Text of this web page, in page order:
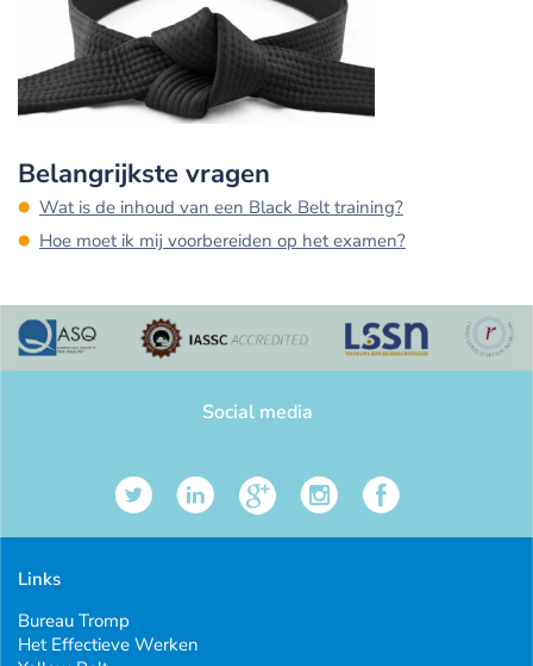
Belangrijkste vragen
Wat is de inhoud van een Black Belt training?
Hoe moet ik mij voorbereiden op het examen?
Social media
Links
Bureau Tromp
Het Effectieve Werken